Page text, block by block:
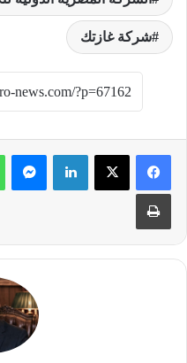
شركة غازتك
لينكدإن
طباعة